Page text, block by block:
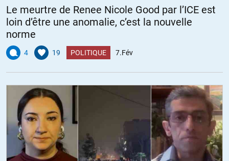
Le meurtre de Renee Nicole Good par l’ICE est
loin d’être une anomalie, c’est la nouvelle
norme
4 19 POLITIQUE 7.Fév